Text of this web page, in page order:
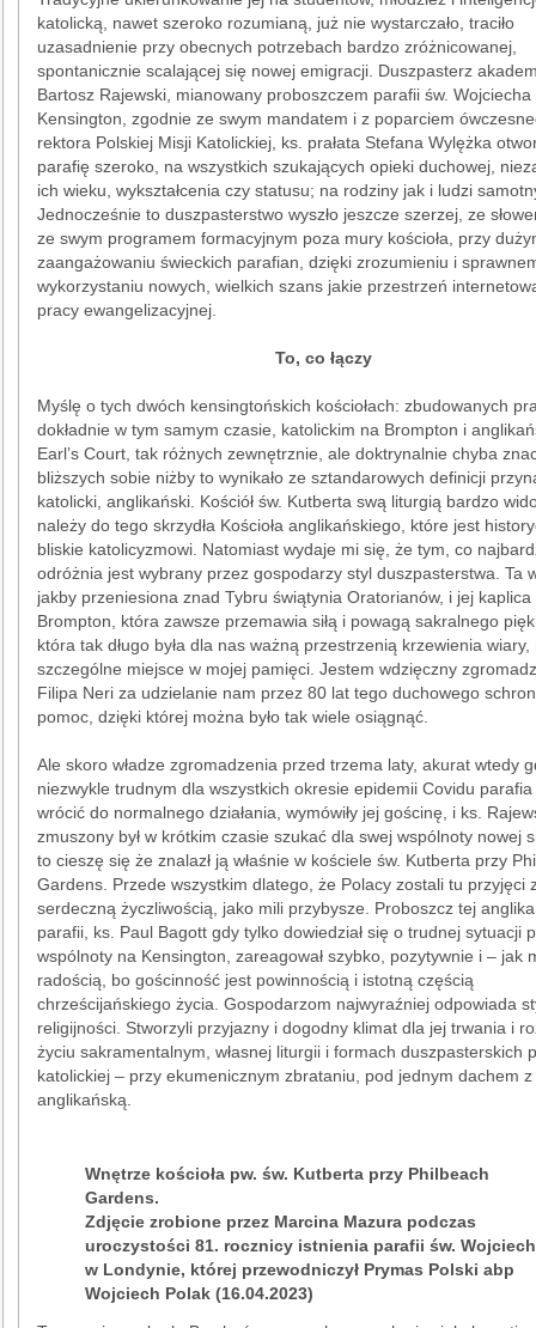
katolicką, nawet szeroko rozumianą, już nie wystarczało, traciło
uzasadnienie przy obecnych potrzebach bardzo zróżnicowanej,
spontanicznie scalającej się nowej emigracji. Duszpasterz
Bartosz Rajewski, mianowany proboszczem parafii św.
Kensington, zgodnie ze swym mandatem i z poparciem
rektora Polskiej Misji Katolickiej, ks. prałata Stefana Wylężka
parafię szeroko, na wszystkich szukających opieki duchowej,
ich wieku, wykształcenia czy statusu; na rodziny jak i ludzi
Jednocześnie to duszpasterstwo wyszło jeszcze szerzej, ze
ze swym programem formacyjnym poza mury kościoła, przy
zaangażowaniu świeckich parafian, dzięki zrozumieniu i
wykorzystaniu nowych, wielkich szans jakie przestrzeń
pracy ewangelizacyjnej.
To, co łączy
Myślę o tych dwóch kensingtońskich kościołach: zbudowanych
dokładnie w tym samym czasie, katolickim na Brompton i
Earl’s Court, tak różnych zewnętrznie, ale doktrynalnie chyba
bliższych sobie niżby to wynikało ze sztandarowych definicji
katolicki, anglikański. Kościół św. Kutberta swą liturgią bardzo
należy do tego skrzydła Kościoła anglikańskiego, które jest
bliskie katolicyzmowi. Natomiast wydaje mi się, że tym, co
odróżnia jest wybrany przez gospodarzy styl duszpasterstwa. Ta
jakby przeniesiona znad Tybru świątynia Oratorianów, i jej kaplica
Brompton, która zawsze przemawia siłą i powagą sakralnego
która tak długo była dla nas ważną przestrzenią krzewienia wiary,
szczególne miejsce w mojej pamięci. Jestem wdzięczny
Filipa Neri za udzielanie nam przez 80 lat tego duchowego
pomoc, dzięki której można było tak wiele osiągnąć.
Ale skoro władze zgromadzenia przed trzema laty, akurat wtedy
niezwykle trudnym dla wszystkich okresie epidemii Covidu parafia
wrócić do normalnego działania, wymówiły jej gościnę, i ks.
zmuszony był w krótkim czasie szukać dla swej wspólnoty nowej
to cieszę się że znalazł ją właśnie w kościele św. Kutberta przy
Gardens. Przede wszystkim dlatego, że Polacy zostali tu przyjęci
serdeczną życzliwością, jako mili przybysze. Proboszcz tej
parafii, ks. Paul Bagott gdy tylko dowiedział się o trudnej sytuacji
wspólnoty na Kensington, zareagował szybko, pozytywnie i – jak
radością, bo gościnność jest powinnością i istotną częścią
chrześcijańskiego życia. Gospodarzom najwyraźniej odpowiada
religijności. Stworzyli przyjazny i dogodny klimat dla jej trwania i
życiu sakramentalnym, własnej liturgii i formach duszpasterskich
katolickiej – przy ekumenicznym zbrataniu, pod jednym dachem
anglikańską.
Wnętrze kościoła pw. św. Kutberta przy Philbeach
Gardens.
Zdjęcie zrobione przez Marcina Mazura podczas
uroczystości 81. rocznicy istnienia parafii św.
w Londynie, której przewodniczył Prymas Polski abp
Wojciech Polak (16.04.2023)